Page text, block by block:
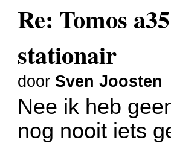
Re: Tomos
stationair
door Sven Joosten
Nee ik heb
nog nooit iets